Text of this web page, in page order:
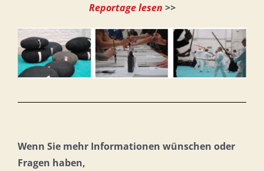
Reportage lesen >>
Wenn Sie mehr Informationen wünschen oder
Fragen haben,